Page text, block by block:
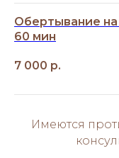
Обертывание
60 мин
7 000 р.
Имеются